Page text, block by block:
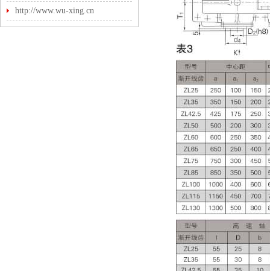
http://www.wu-xing.cn